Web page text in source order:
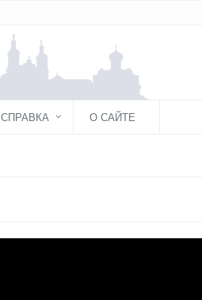
СПРАВКА О САЙТЕ